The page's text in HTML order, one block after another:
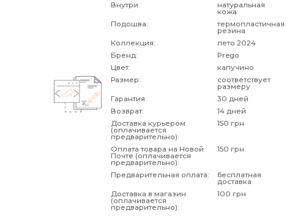
Внутри:
натуральная
кожа
Подошва:
термопластичная
резина
Коллекция:
лето 2024
Бренд:
Prego
Цвет:
капучино
Размер:
соответствует
размеру
Гарантия:
30 дней
Возврат:
14 дней
Доставка курьером
(оплачивается
предварительно):
150 грн
Оплата товара на Новой
Почте (оплачивается
предварительно):
150 грн
Предварительная оплата: бесплатная
доставка
Доставка в магазин
(оплачивается
предварительно):
100 грн